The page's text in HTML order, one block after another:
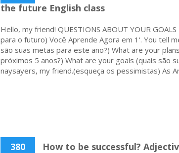
the future English class
Hello, my friend! QUESTIONS ABOUT YOUR
para o futuro) Você Aprende Agora em 1'. You tell
são suas metas para este ano?) What are your
próximos 5 anos?) What are your goals (quais são
naysayers, my friend.(esqueça os pessimistas) As
380 How to be successful?